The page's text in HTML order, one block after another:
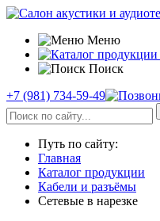
Меню
Поиск
+7 (981) 734-59-49
Путь по сайту:
Главная
Каталог продукции
Кабели и разъёмы
Сетевые в нарезке